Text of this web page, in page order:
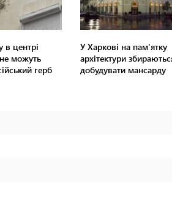
в центрі
можуть
герб
У Харкові на пам'ятку
архітектури
добудувати мансарду